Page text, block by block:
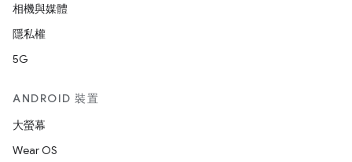
相機與媒體
隱私權
5G
ANDROID 裝置
大螢幕
Wear OS